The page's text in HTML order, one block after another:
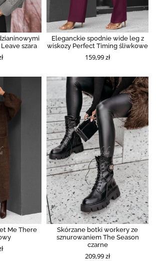
szara
Eleganckie spodnie wide leg z
wiskozy Perfect Timing śliwkowe
159,99 zł
Me There
Skórzane botki workery ze
sznurowaniem The Season
czarne
209,99 zł